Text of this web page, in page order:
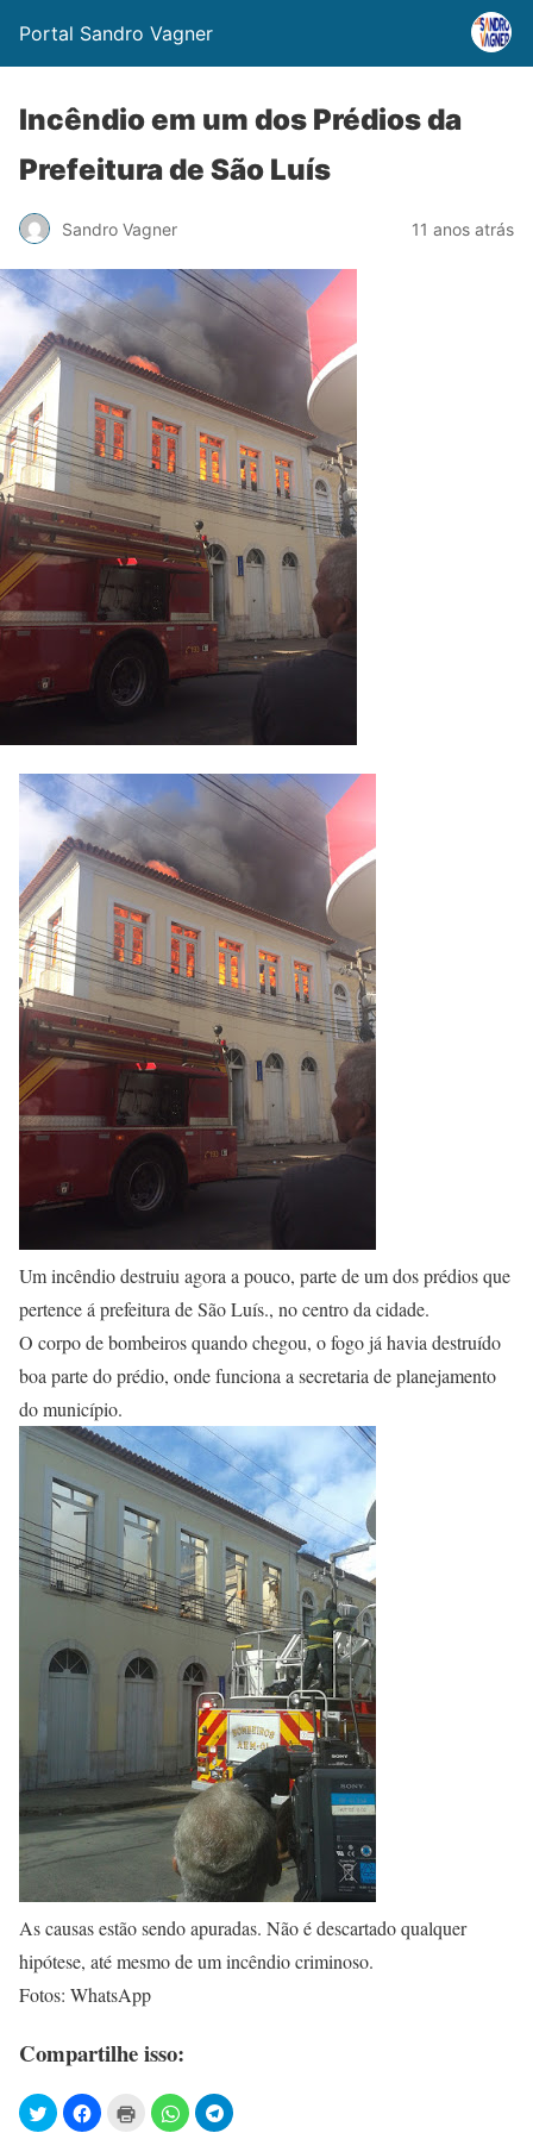
Portal Sandro Vagner
Incêndio em um dos Prédios da
Prefeitura de São Luís
Sandro Vagner 11 anos atrás
Um incêndio destruiu agora a pouco, parte de um dos prédios que
pertence á prefeitura de São Luís., no centro da cidade.
O corpo de bombeiros quando chegou, o fogo já havia destruído
boa parte do prédio, onde funciona a secretaria de planejamento
do município.
As causas estão sendo apuradas. Não é descartado qualquer
hipótese, até mesmo de um incêndio criminoso.
Fotos: WhatsApp
Compartilhe isso: